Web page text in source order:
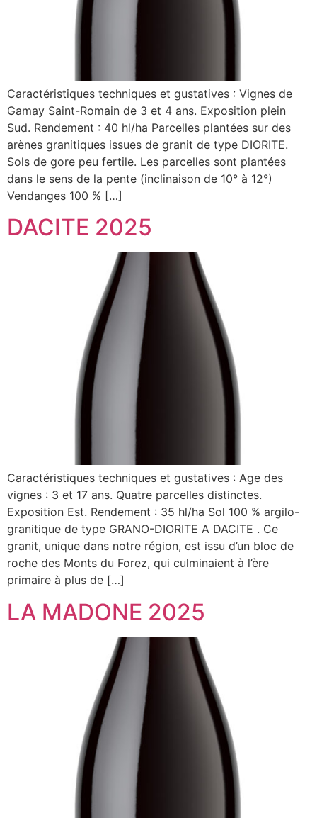
Caractéristiques techniques et gustatives : Vignes de
Gamay Saint-Romain de 3 et 4 ans. Exposition plein
Sud. Rendement : 40 hl/ha Parcelles plantées sur des
arènes granitiques issues de granit de type DIORITE.
Sols de gore peu fertile. Les parcelles sont plantées
dans le sens de la pente (inclinaison de 10° à 12°)
Vendanges 100 % […]
DACITE 2025
Caractéristiques techniques et gustatives : Age des
vignes : 3 et 17 ans. Quatre parcelles distinctes.
Exposition Est. Rendement : 35 hl/ha Sol 100 % argilo-
granitique de type GRANO-DIORITE A DACITE . Ce
granit, unique dans notre région, est issu d’un bloc de
roche des Monts du Forez, qui culminaient à l’ère
primaire à plus de […]
LA MADONE 2025